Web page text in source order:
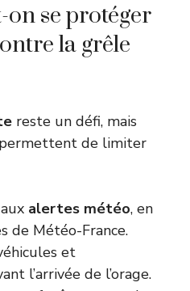
se protéger
la grêle
reste un défi, mais
de limiter
alertes météo, en
de Météo-France.
et
l’arrivée de l’orage.